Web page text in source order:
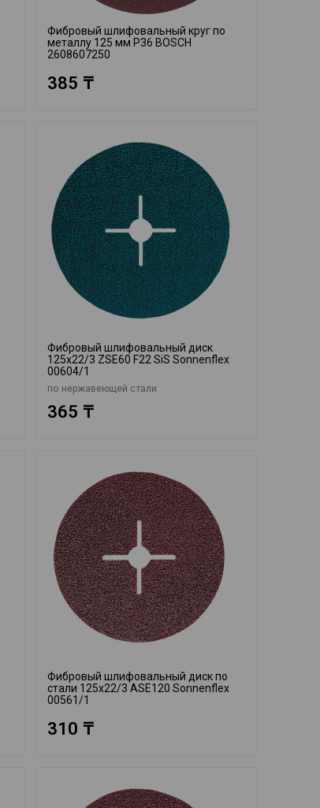
Фибровый шлифовальный круг по
металлу 125 мм P36 BOSCH
2608607250
385 ₸
Фибровый шлифовальный диск
125x22/3 ZSE60 F22 SiS Sonnenflex
00604/1
по нержавеющей стали
365 ₸
Фибровый шлифовальный диск по
стали 125x22/3 ASE120 Sonnenflex
00561/1
310 ₸